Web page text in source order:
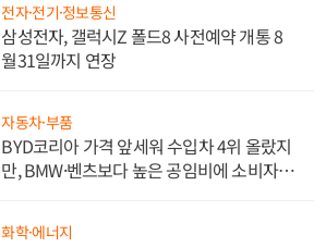
전자·전기·정보통신
삼성전자, 갤럭시Z 폴드8 사전예약 개통 8
월31일까지 연장
자동차·부품
BYD코리아 가격 앞세워 수입차 4위 올랐지
만, BMW·벤츠보다 높은 공임비에 소비자
화학·에너지